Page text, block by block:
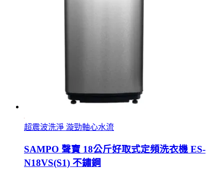
超震波洗淨 漩勁軸心水流
SAMPO 聲寶 18公斤好取式定頻洗衣機 ES-
N18VS(S1) 不鏽鋼